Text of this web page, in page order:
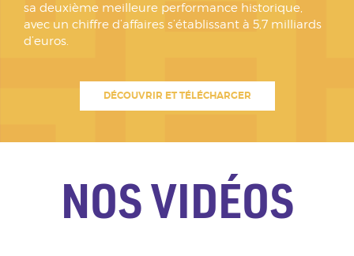
sa deuxième meilleure performance historique,
avec un chiffre d’affaires s’établissant à 5,7 milliards
d’euros.
DÉCOUVRIR ET TÉLÉCHARGER
NOS VIDÉOS